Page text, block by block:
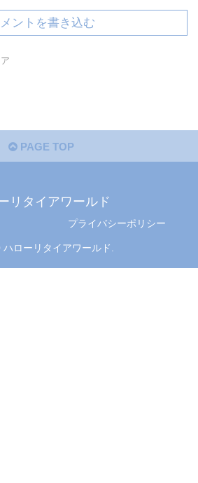
ントを書き込む
PAGE TOP
リタイアワールド
プライバシーポリシー
ローリタイアワールド.